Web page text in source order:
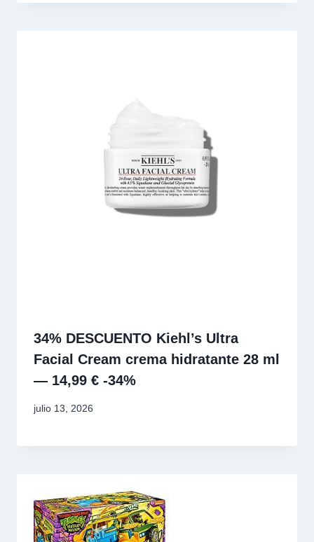
34% DESCUENTO Kiehl’s Ultra
Facial Cream crema hidratante 28 ml
— 14,99 € -34%
julio 13, 2026